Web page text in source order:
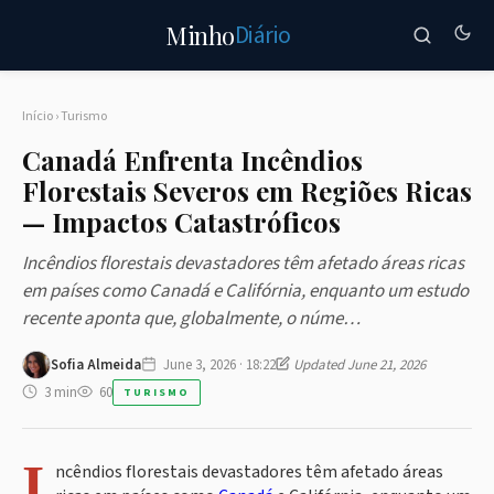
MinhoDiário
Início›Turismo
Canadá Enfrenta Incêndios
Florestais Severos em Regiões Ricas
— Impactos Catastróficos
Incêndios florestais devastadores têm afetado áreas ricas
em países como Canadá e Califórnia, enquanto um estudo
recente aponta que, globalmente, o núme…
Sofia Almeida June 3, 2026 · 18:22
Updated June 21, 2026
3 min
60 TURISMO
ncêndios florestais devastadores têm afetado áreas